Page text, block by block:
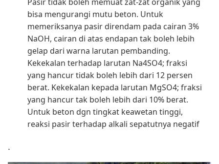
bisa mengurangi mutu beton. Untuk
memeriksanya pasir direndam pada cairan 3%
NaOH, cairan di atas endapan tak boleh lebih
gelap dari warna larutan pembanding.
Kekekalan terhadap larutan Na4SO4; fraksi
yang hancur tidak boleh lebih dari 12 persen
berat. Kekekalan kepada larutan MgSO4; fraksi
yang hancur tak boleh lebih dari 10% berat.
Untuk beton dgn tingkat keawetan tinggi,
reaksi pasir terhadap alkali sepatutnya negatif
.